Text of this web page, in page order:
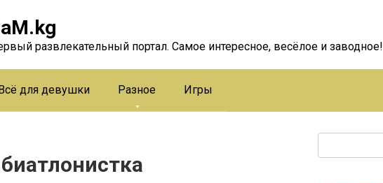
развлекательный портал. Самое интересное, весёлое и заводное!
для девушки Разное Игры